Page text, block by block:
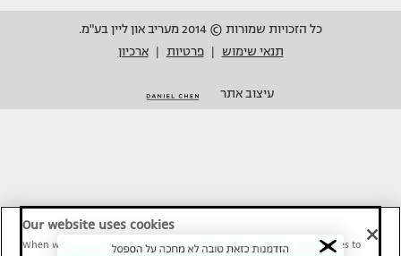
כל הזכויות שמורות © 2014 מעריב און ליין בע"מ.
תנאי שימוש
פרטיות ארכיון
עיצוב אתר
Our website uses cookies
When we provide Maariv, TMI and Sport1 content online, we use cookies to